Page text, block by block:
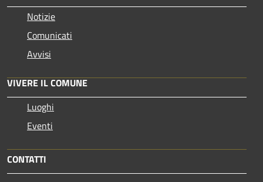
Notizie
Comunicati
Avvisi
VIVERE IL COMUNE
Luoghi
Eventi
CONTATTI